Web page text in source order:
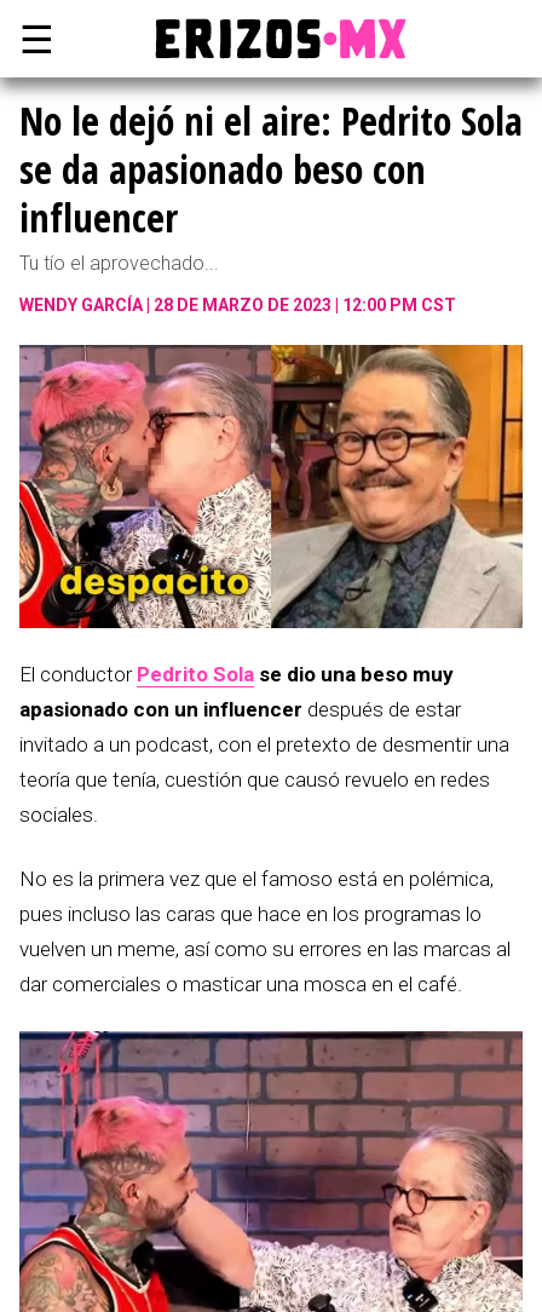
☰
No le dejó ni el aire: Pedrito Sola
se da apasionado beso con
influencer
Tu tío el aprovechado...
WENDY GARCÍA 28 DE MARZO DE 2023 | 12:00 PM CST
El conductor Pedrito Sola se dio una beso muy
apasionado con un influencer después de estar
invitado a un podcast, con el pretexto de desmentir una
teoría que tenía, cuestión que causó revuelo en redes
sociales.
No es la primera vez que el famoso está en polémica,
pues incluso las caras que hace en los programas lo
vuelven un meme, así como su errores en las marcas al
dar comerciales o masticar una mosca en el café.